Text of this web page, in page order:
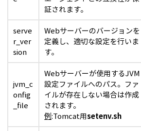
証されます。
serve
r_ver
sion
Webサーバーのバージョンを
定義し、適切な設定を行いま
す。
jvm_c
onfig
_file
Webサーバーが使用するJVM
設定ファイルへのパス。ファ
イルが存在しない場合は作成
されます。
例:Tomcat用setenv.sh